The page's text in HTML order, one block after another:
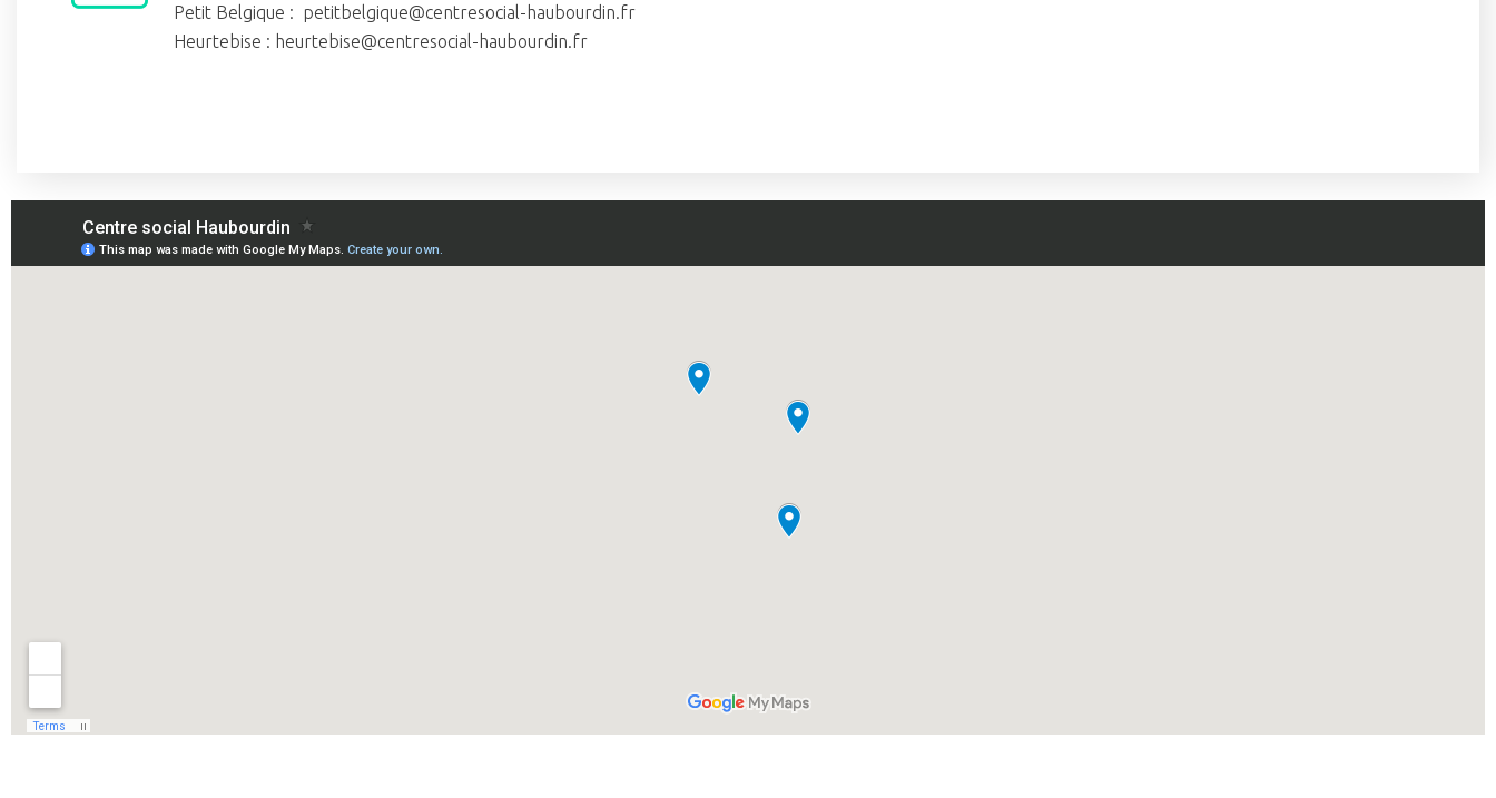
Petit Belgique : petitbelgique@centresocial-haubourdin.fr
Heurtebise : heurtebise@centresocial-haubourdin.fr